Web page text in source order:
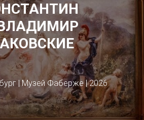
| Музей Фаберже | 2026